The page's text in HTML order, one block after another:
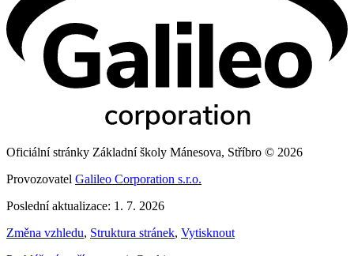
Oficiální stránky Základní školy Mánesova, Stříbro © 2026
Provozovatel Galileo Corporation s.r.o.
Poslední aktualizace: 1. 7. 2026
Změna vzhledu, Struktura stránek, Vytisknout